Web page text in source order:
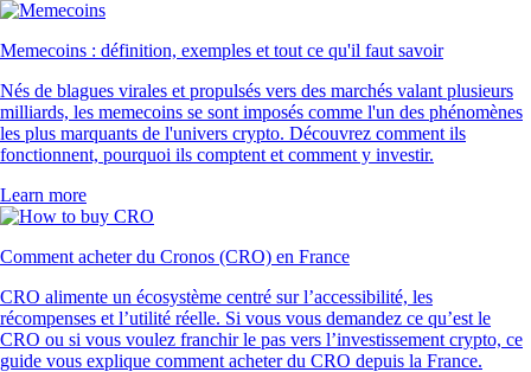
Memecoins : définition, exemples et tout ce qu'il faut savoir
Nés de blagues virales et propulsés vers des marchés valant plusieurs
milliards, les memecoins se sont imposés comme l'un des phénomènes
les plus marquants de l'univers crypto. Découvrez comment ils
fonctionnent, pourquoi ils comptent et comment y investir.
Learn more
Comment acheter du Cronos (CRO) en France
CRO alimente un écosystème centré sur l’accessibilité, les
récompenses et l’utilité réelle. Si vous vous demandez ce qu’est le
CRO ou si vous voulez franchir le pas vers l’investissement crypto, ce
guide vous explique comment acheter du CRO depuis la France.